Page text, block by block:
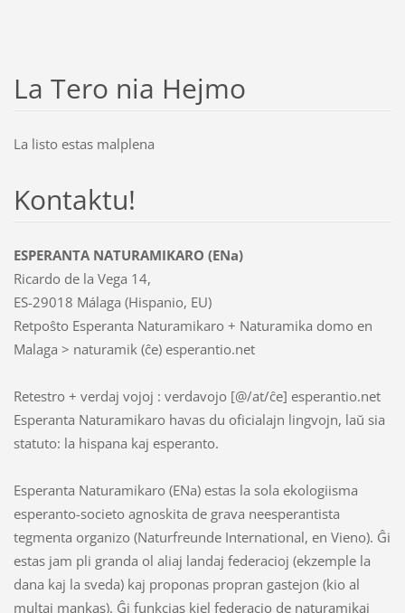
La Tero nia Hejmo
La listo estas malplena
Kontaktu!
ESPERANTA NATURAMIKARO (ENa)
Ricardo de la Vega 14,
ES-29018 Málaga (Hispanio, EU)
Retpoŝto Esperanta Naturamikaro + Naturamika domo en
Malaga > naturamik (ĉe) esperantio.net
Retestro + verdaj vojoj : verdavojo [@/at/ĉe] esperantio.net
Esperanta Naturamikaro havas du oficialajn lingvojn, laŭ sia
statuto: la hispana kaj esperanto.
Esperanta Naturamikaro (ENa) estas la sola ekologiisma
esperanto-societo agnoskita de grava neesperantista
tegmenta organizo (Naturfreunde International, en Vieno). Ĝi
estas jam pli granda ol aliaj landaj federacioj (ekzemple la
dana kaj la sveda) kaj proponas propran gastejon (kio al
multaj mankas). Ĝi funkcias kiel federacio de naturamikaj